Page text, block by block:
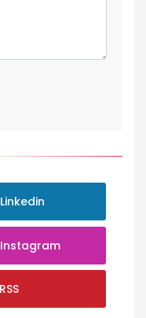
Linkedin
Instagram
RSS